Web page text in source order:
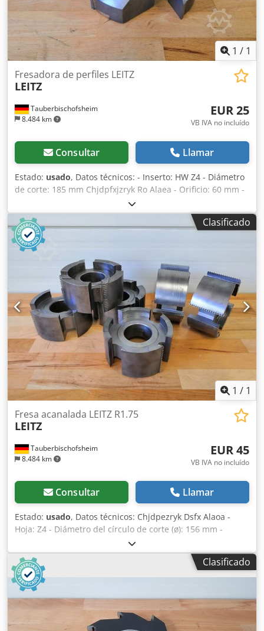
1 / 1
Tauberbischofsheim
8.484 km
Fresadora de perfiles LEITZ
LEITZ
EUR 25
VB IVA no incluído
Consultar Llamar
Estado: usado, Datos técnicos: - Inserto: HW Z4 - Diámetro
de corte: 185 mm Chjdpfxjzryk Ro Alaea - Orificio: 60 mm -
Longitud: 80 mm - Material: Acero
Clasificado
1 / 1
Tauberbischofsheim
8.484 km
Fresa acanalada LEITZ R1.75
LEITZ
EUR 45
VB IVA no incluído
Consultar Llamar
Estado: usado, Datos técnicos: Chjdpezryk Dsfx Alaoa -
Hoja: Z4 - Diámetro del círculo de corte (ø): 156 mm -
Orificio: 60 mm - Longitud: 78 mm - Material: Acero -
Disponibilidad: 1
Clasificado